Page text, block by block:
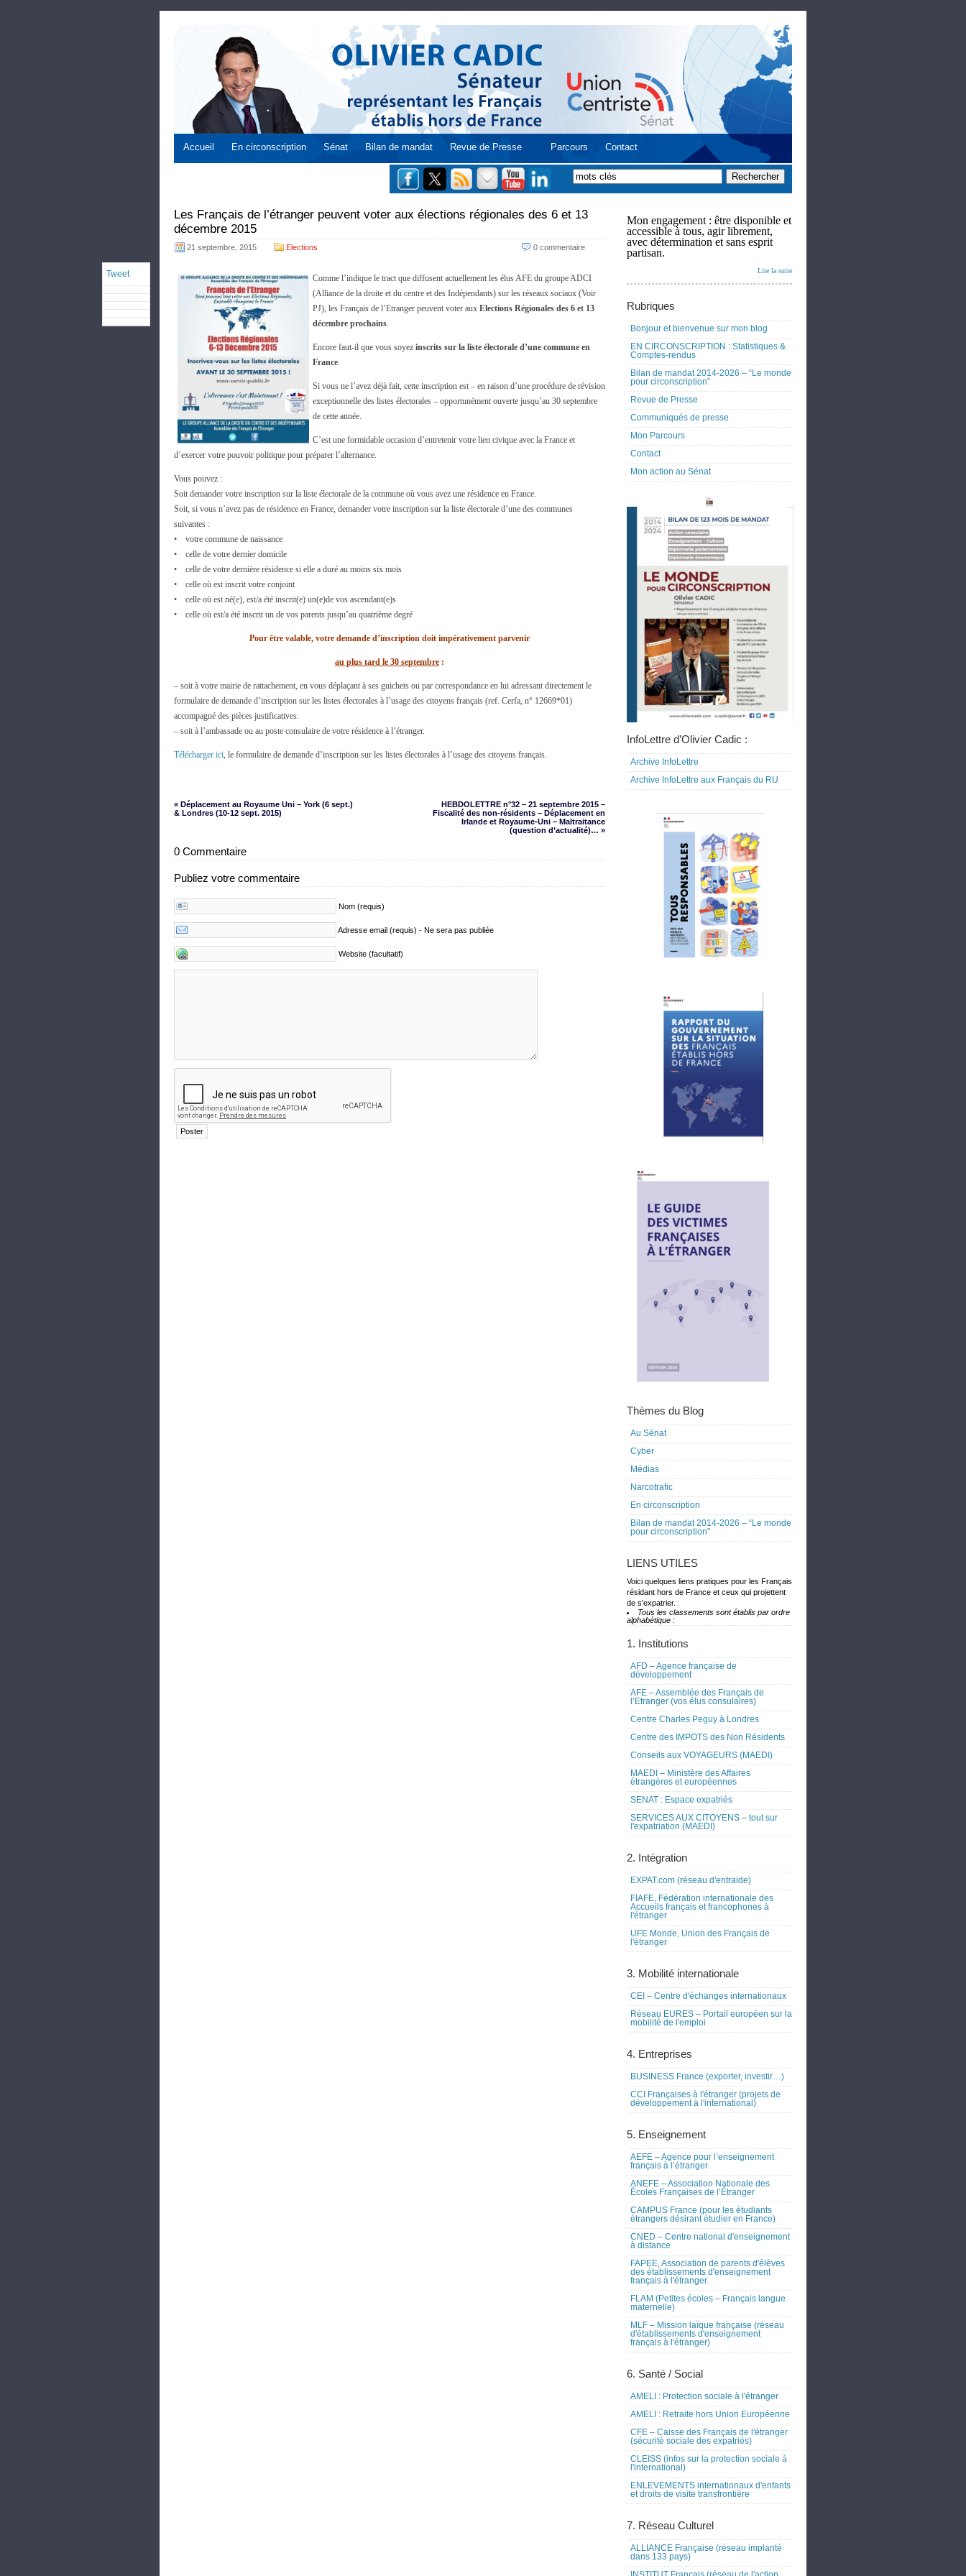
Accueil En circonscription Sénat Bilan de mandat Revue de Presse Parcours Contact
Les Français de l’étranger peuvent voter aux élections régionales des 6 et 13
décembre 2015
21 septembre, 2015 Elections 0 commentaire
Tweet
Comme l’indique le tract que diffusent actuellement les élus AFE du groupe ADCI
(Alliance de la droite et du centre et des Indépendants) sur les réseaux sociaux (Voir
PJ), les Français de l’Etranger peuvent voter aux Elections Régionales des 6 et 13
décembre prochains.
Encore faut-il que vous soyez inscrits sur la liste électorale d’une commune en
France.
Si vous ne l’avez déjà fait, cette inscription est – en raison d’une procédure de révision
exceptionnelle des listes électorales – opportunément ouverte jusqu’au 30 septembre
de cette année.
C’est une formidable occasion d’entretenir votre lien civique avec la France et
d’exercer votre pouvoir politique pour préparer l’alternance.
Vous pouvez :
Soit demander votre inscription sur la liste électorale de la commune où vous avez une résidence en France.
Soit, si vous n’avez pas de résidence en France, demander votre inscription sur la liste électorale d’une des communes
suivantes :
• votre commune de naissance
• celle de votre dernier domicile
• celle de votre dernière résidence si elle a duré au moins six mois
• celle où est inscrit votre conjoint
• celle où est né(e), est/a été inscrit(e) un(e)de vos ascendant(e)s
• celle où est/a été inscrit un de vos parents jusqu’au quatrième degré
Pour être valable, votre demande d’inscription doit impérativement parvenir
au plus tard le 30 septembre :
– soit à votre mairie de rattachement, en vous déplaçant à ses guichets ou par correspondance en lui adressant directement le
formulaire de demande d’inscription sur les listes électorales à l’usage des citoyens français (ref. Cerfa, n° 12669*01)
accompagné des pièces justificatives.
– soit à l’ambassade ou au poste consulaire de votre résidence à l’étranger.
Télécharger ici, le formulaire de demande d’inscription sur les listes électorales à l’usage des citoyens français.
« Déplacement au Royaume Uni – York (6 sept.)
& Londres (10-12 sept. 2015)
HEBDOLETTRE n°32 – 21 septembre 2015 –
Fiscalité des non-résidents – Déplacement en
Irlande et Royaume-Uni – Maltraitance
(question d’actualité)… »
0 Commentaire
Publiez votre commentaire
Nom (requis)
Adresse email (requis) - Ne sera pas publiée
Website (facultatif)
Mon engagement : être disponible et
accessible à tous, agir librement,
avec détermination et sans esprit
partisan.
Lire la suite
Rubriques
Bonjour et bienvenue sur mon blog
EN CIRCONSCRIPTION : Statistiques &
Comptes-rendus
Bilan de mandat 2014-2026 – “Le monde
pour circonscription”
Revue de Presse
Communiqués de presse
Mon Parcours
Contact
Mon action au Sénat
InfoLettre d’Olivier Cadic :
Archive InfoLettre
Archive InfoLettre aux Français du RU
Thèmes du Blog
Au Sénat
Cyber
Médias
Narcotrafic
En circonscription
Bilan de mandat 2014-2026 – “Le monde
pour circonscription”
LIENS UTILES
Voici quelques liens pratiques pour les Français
résidant hors de France et ceux qui projettent
de s'expatrier.
Tous les classements sont établis par ordre
alphabétique :
1. Institutions
AFD – Agence française de
développement
AFE – Assemblée des Français de
l’Etranger (vos élus consulaires)
Centre Charles Peguy à Londres
Centre des IMPOTS des Non Résidents
Conseils aux VOYAGEURS (MAEDI)
MAEDI – Ministère des Affaires
étrangères et européennes
SENAT : Espace expatriés
SERVICES AUX CITOYENS – tout sur
l'expatriation (MAEDI)
2. Intégration
EXPAT.com (réseau d'entraide)
FIAFE, Fédération internationale des
Accueils français et francophones à
l'étranger
UFE Monde, Union des Français de
l'étranger
3. Mobilité internationale
CEI – Centre d'échanges internationaux
Réseau EURES – Portail européen sur la
mobilité de l'emploi
4. Entreprises
BUSINESS France (exporter, investir…)
CCI Françaises à l'étranger (projets de
développement à l'international)
5. Enseignement
AEFE – Agence pour l’enseignement
français à l’étranger
ANEFE – Association Nationale des
Écoles Françaises de l’Étranger
CAMPUS France (pour les étudiants
étrangers désirant étudier en France)
CNED – Centre national d'enseignement
à distance
FAPEE, Association de parents d'élèves
des établissements d'enseignement
français à l'étranger.
FLAM (Petites écoles – Français langue
maternelle)
MLF – Mission laïque française (réseau
d'établissements d'enseignement
français à l'étranger)
6. Santé / Social
AMELI : Protection sociale à l'étranger
AMELI : Retraite hors Union Européenne
CFE – Caisse des Français de l'étranger
(sécurité sociale des expatriés)
CLEISS (infos sur la protection sociale à
l'international)
ENLEVEMENTS internationaux d'enfants
et droits de visite transfrontière
7. Réseau Culturel
ALLIANCE Française (réseau implanté
dans 133 pays)